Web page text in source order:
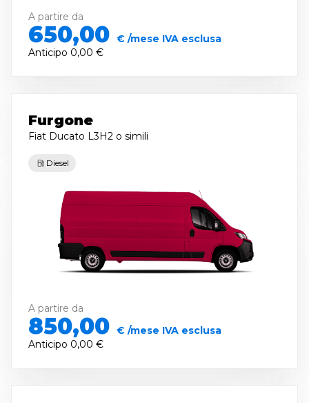
A partire da
650,00 € /mese IVA esclusa
Anticipo 0,00 €
Furgone
Fiat Ducato L3H2 o simili
Diesel
A partire da
850,00 € /mese IVA esclusa
Anticipo 0,00 €